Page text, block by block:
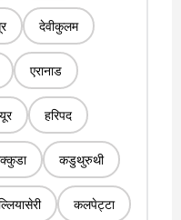
देवीकुलम
एरानाड
हरिपद
कडुथुरुथी
कलपेट्टा